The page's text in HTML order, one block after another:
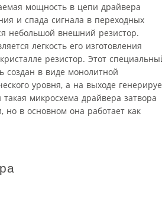
мощность в цепи драйвера
и спада сигнала в переходных
небольшой внешний резистор.
легкость его изготовления
резистор. Этот
создан в виде монолитной
уровня, а на выходе
микросхема драйвера затвора
но в основном она работает как